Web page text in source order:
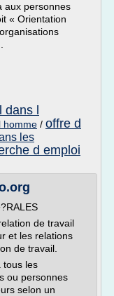
aux personnes
« Orientation
l
homme / offre d
les
d emploi
de travail
et les relations
de travail.
tous les
ou personnes
selon un